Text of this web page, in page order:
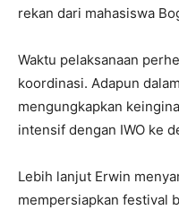
rekan dari mahasiswa
Waktu pelaksanaan
koordinasi. Adapun
mengungkapkan
intensif dengan IWO ke
Lebih lanjut Erwin
mempersiapkan festival